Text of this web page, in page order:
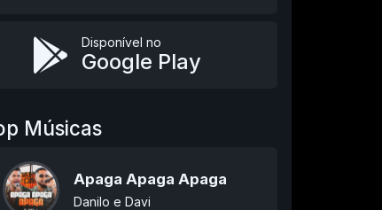
Disponível no
Google Play
Músicas
Apaga Apaga Apaga
Danilo e Davi